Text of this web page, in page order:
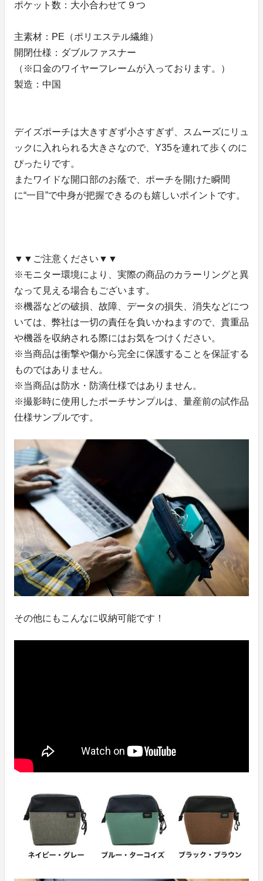
ポケット数：大小合わせて９つ
主素材：PE（ポリエステル繊維）
開閉仕様：ダブルファスナー
（※口金のワイヤーフレームが入っております。）
製造：中国
デイズポーチは大きすぎず小さすぎず、スムーズにリュ
ックに入れられる大きさなので、Y35を連れて歩くのに
ぴったりです。
またワイドな開口部のお蔭で、ポーチを開けた瞬間
に“一目”で中身が把握できるのも嬉しいポイントです。
▼▼ご注意ください▼▼
※モニター環境により、実際の商品のカラーリングと異
なって見える場合もございます。
※機器などの破損、故障、データの損失、消失などにつ
いては、弊社は一切の責任を負いかねますので、貴重品
や機器を収納される際にはお気をつけください。
※当商品は衝撃や傷から完全に保護することを保証する
ものではありません。
※当商品は防水・防滴仕様ではありません。
※撮影時に使用したポーチサンプルは、量産前の試作品
仕様サンプルです。
その他にもこんなに収納可能です！